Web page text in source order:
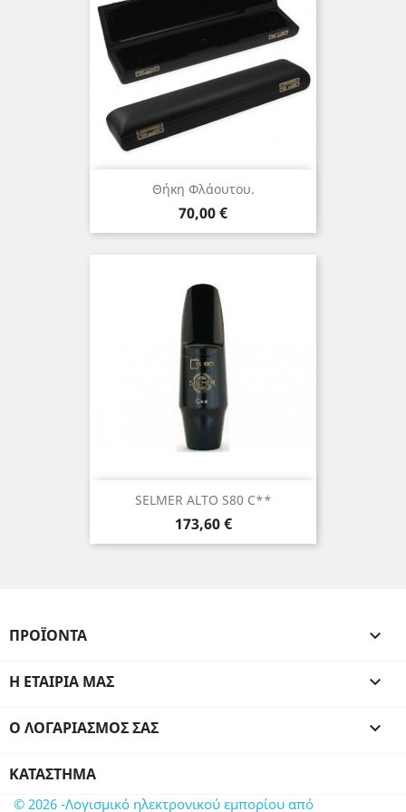
Θήκη Φλάουτου.
Τιμή
70,00 €
SELMER ALTO S80 C**
Τιμή
173,60 €
ΠΡΟΪΌΝΤΑ 
Η ΕΤΑΙΡΊΑ ΜΑΣ 
Ο ΛΟΓΑΡΙΑΣΜΌΣ ΣΑΣ 
ΚΑΤΆΣΤΗΜΑ
© 2026 -Λογισμικό ηλεκτρονικού εμπορίου από